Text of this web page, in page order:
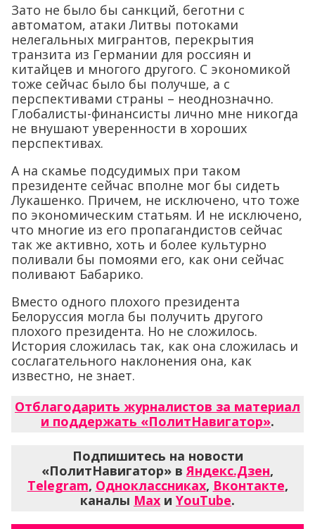
Зато не было бы санкций, беготни с
автоматом, атаки Литвы потоками
нелегальных мигрантов, перекрытия
транзита из Германии для россиян и
китайцев и многого другого. С экономикой
тоже сейчас было бы получше, а с
перспективами страны – неоднозначно.
Глобалисты-финансисты лично мне никогда
не внушают уверенности в хороших
перспективах.
А на скамье подсудимых при таком
президенте сейчас вполне мог бы сидеть
Лукашенко. Причем, не исключено, что тоже
по экономическим статьям. И не исключено,
что многие из его пропагандистов сейчас
так же активно, хоть и более культурно
поливали бы помоями его, как они сейчас
поливают Бабарико.
Вместо одного плохого президента
Белоруссия могла бы получить другого
плохого президента. Но не сложилось.
История сложилась так, как она сложилась и
сослагательного наклонения она, как
известно, не знает.
Отблагодарить журналистов за материал
и поддержать «ПолитНавигатор».
Подпишитесь на новости
«ПолитНавигатор» вЯндекс.Дзен,
Telegram, Одноклассниках, Вконтакте,
каналы Max и YouTube.